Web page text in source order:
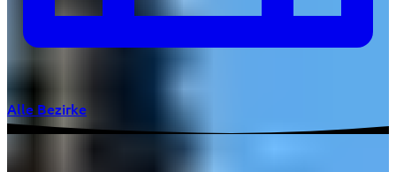
Alle Bezirke